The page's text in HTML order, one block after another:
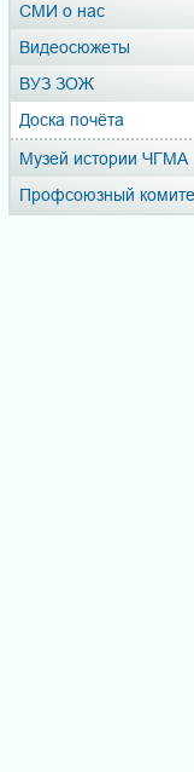
СМИ о нас
Видеосюжеты
ВУЗ ЗОЖ
Доска почёта
Музей истории ЧГМА
Профсоюзный